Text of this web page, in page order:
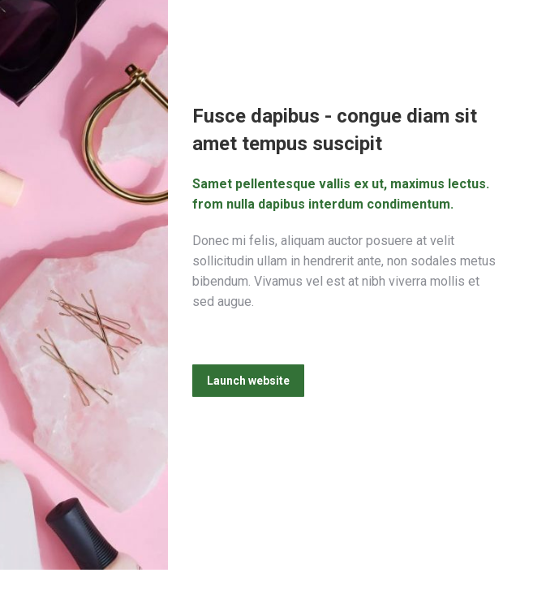
Fusce dapibus - congue diam sit
amet tempus suscipit
Samet pellentesque vallis ex ut, maximus lectus.
from nulla dapibus interdum condimentum.
Donec mi felis, aliquam auctor posuere at velit
sollicitudin ullam in hendrerit ante, non sodales metus
bibendum. Vivamus vel est at nibh viverra mollis et
sed augue.
Launch website